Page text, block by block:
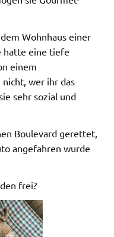
Wohnhaus einer
hatte eine tiefe
einem
wer ihr das
sehr sozial und
Boulevard gerettet,
angefahren wurde
frei?